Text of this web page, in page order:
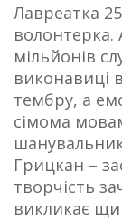
Лавреатка
мільйонів
виконавиці
тембру, а
сімома
Грицкан –
творчість
викликає